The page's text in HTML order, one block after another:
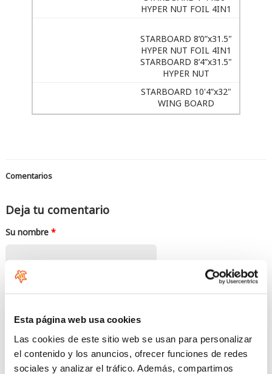
Esta página web usa cookies
Las cookies de este sitio web se usan para personalizar
el contenido y los anuncios, ofrecer funciones de redes
sociales y analizar el tráfico. Además, compartimos
HYPER NUT FOIL 4IN1
STARBOARD 8’0”x31.5"
HYPER NUT FOIL 4IN1
STARBOARD 8’4”x31.5"
HYPER NUT
STARBOARD 10'4”x32"
WING BOARD
Comentarios
Deja tu comentario
Su nombre *
Correo electrónico
públicamente. Si dispone de una cuentaGravatarasociada con este correo
electrónico, se usará para poder mostrar su avatar!.